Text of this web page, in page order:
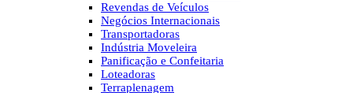
Revendas de Veículos
Negócios Internacionais
Transportadoras
Indústria Moveleira
Panificação e Confeitaria
Loteadoras
Terraplenagem